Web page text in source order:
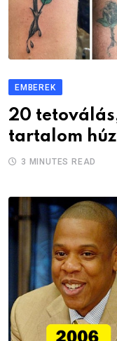
EMBEREK
20
tartalom
3 MINUTES READ